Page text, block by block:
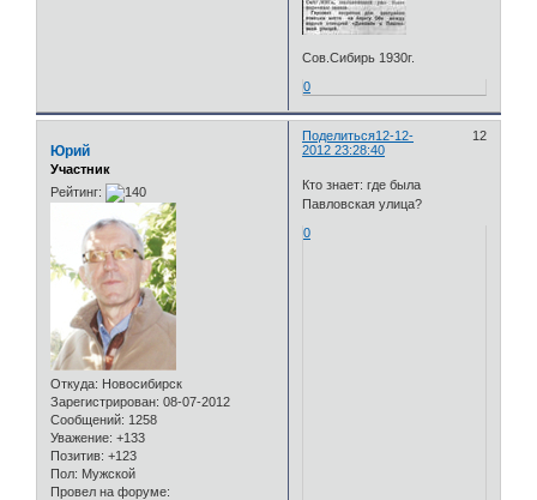
Сов.Сибирь 1930г.
0
Поделиться 12
12-12-
2012 23:28:40
Юрий
Участник
Рейтинг:
Откуда: Новосибирск
Зарегистрирован: 08-07-2012
Сообщений: 1258
Уважение: +133
Позитив: +123
Пол: Мужской
Провел на форуме:
Кто знает: где была
Павловская улица?
0